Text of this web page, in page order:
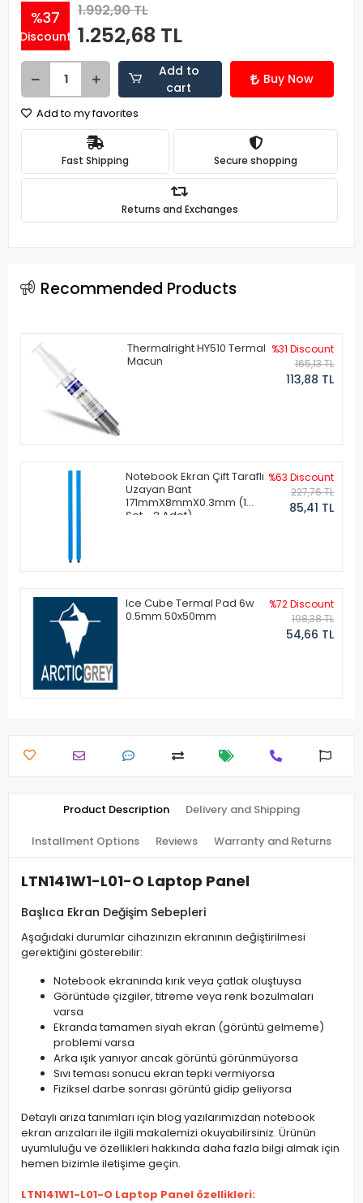
%37
Discount
1.992,90 TL
1.252,68 TL
Add to
cart
Buy Now
Add to my favorites
Fast Shipping Secure shopping
Returns and Exchanges
Recommended Products
Thermalright HY510 Termal
Macun
%31 Discount
165,13 TL
113,88 TL
Notebook Ekran Çift Taraflı
Uzayan Bant
171mmX8mmX0.3mm (1
Set - 2 Adet)
%63 Discount
227,76 TL
85,41 TL
Ice Cube Termal Pad 6w
0.5mm 50x50mm
%72 Discount
198,38 TL
54,66 TL
Product Description Delivery and Shipping
Installment Options Reviews Warranty and Returns
LTN141W1-L01-O Laptop Panel
Başlıca Ekran Değişim Sebepleri
Aşağıdaki durumlar cihazınızın ekranının değiştirilmesi
gerektiğini gösterebilir:
Notebook ekranında kırık veya çatlak oluştuysa
Görüntüde çizgiler, titreme veya renk bozulmaları
varsa
Ekranda tamamen siyah ekran (görüntü gelmeme)
problemi varsa
Arka ışık yanıyor ancak görüntü görünmüyorsa
Sıvı teması sonucu ekran tepki vermiyorsa
Fiziksel darbe sonrası görüntü gidip geliyorsa
Detaylı arıza tanımları için blog yazılarımızdan notebook
ekran arızaları ile ilgili makalemizi okuyabilirsiniz. Ürünün
uyumluluğu ve özellikleri hakkında daha fazla bilgi almak için
hemen bizimle iletişime geçin.
LTN141W1-L01-O Laptop Panel özellikleri: